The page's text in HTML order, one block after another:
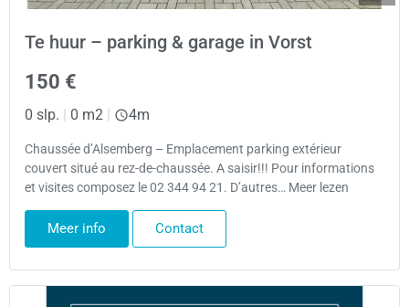
Te huur – parking & garage in Vorst
150 €
0 slp. 0 m2 4m
Chaussée d’Alsemberg – Emplacement parking extérieur
couvert situé au rez-de-chaussée. A saisir!!! Pour informations
et visites composez le 02 344 94 21. D’autres… Meer lezen
Meer info Contact